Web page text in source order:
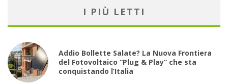
I PIÙ LETTI
Addio Bollette Salate? La Nuova Frontiera
del Fotovoltaico “Plug & Play” che sta
conquistando l’Italia